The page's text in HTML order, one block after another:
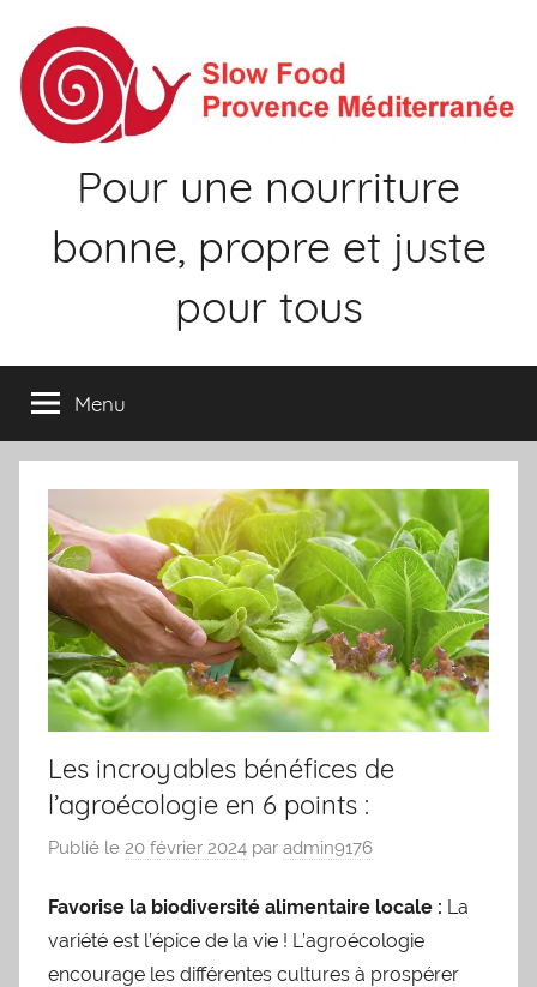
contenu
Pour une nourriture
bonne, propre et juste
pour tous
Menu
Les incroyables bénéfices de
l’agroécologie en 6 points :
Publié le 20 février 2024 par admin9176
Favorise la biodiversité alimentaire locale : La
variété est l’épice de la vie ! L’agroécologie
encourage les différentes cultures à prospérer